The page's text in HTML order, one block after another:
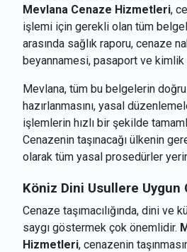
Mevlana Cenaze Hizmetleri,
işlemi için gerekli olan tüm
arasında sağlık raporu, cenaze
beyannamesi, pasaport ve kimlik
Mevlana, tüm bu belgelerin
hazırlanmasını, yasal
işlemlerin hızlı bir şekilde
Cenazenin taşınacağı ülkenin
olarak tüm yasal prosedürler
Köniz Dini Usullere Uygun
Cenaze taşımacılığında, dini ve
saygı göstermek çok önemlidir.
Hizmetleri, cenazenin